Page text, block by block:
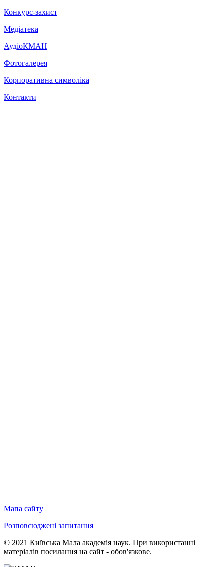
Конкурс-захист
Медіатека
АудіоКМАН
Фотогалерея
Корпоративна символіка
Контакти
Мапа сайту
Розповсюджені запитання
© 2021 Київська Мала академія наук. При використанні
матеріалів посилання на сайт - обов'язкове.